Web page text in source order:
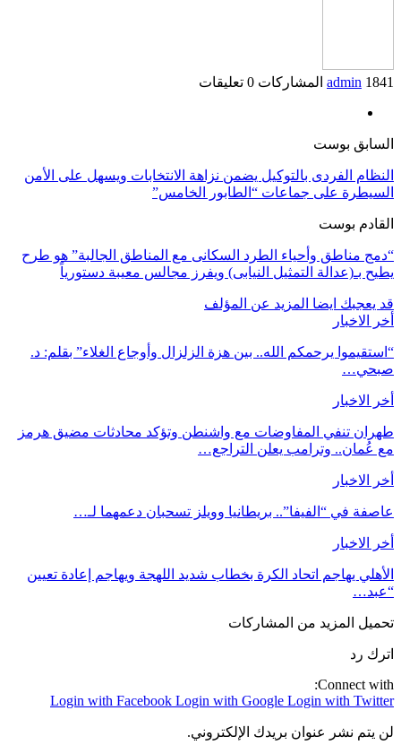
admin 1841 المشاركات 0 تعليقات
السابق بوست
النظام الفردى بالتوكيل يضمن نزاهة الانتخابات ويسهل على الأمن
السيطرة على جماعات “الطابور الخامس”
القادم بوست
“دمج مناطق وأحياء الطرد السكانى مع المناطق الجالبة” هو طرح
يطيح بـ(عدالة التمثيل النيابى) ويفرز مجالس معيبة دستورياً
قد يعجبك ايضا المزيد عن المؤلف
أخر الاخبار
“استقيموا يرحمكم الله.. بين هزة الزلزال وأوجاع الغلاء” بقلم: د.
صبحي…
أخر الاخبار
طهران تنفي المفاوضات مع واشنطن وتؤكد محادثات مضيق هرمز
مع عُمان.. وترامب يعلن التراجع…
أخر الاخبار
عاصفة في “الفيفا”.. بريطانيا وويلز تسحبان دعمهما لـ…
أخر الاخبار
الأهلي يهاجم اتحاد الكرة بخطاب شديد اللهجة ويهاجم إعادة تعيين
“عبد…
تحميل المزيد من المشاركات
اترك رد
Connect with:
Login with Facebook Login with Google Login with Twitter
لن يتم نشر عنوان بريدك الإلكتروني.